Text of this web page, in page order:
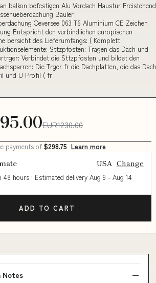
balkon befestigen Alu Vordach Haustür Freistehend
Bauler
Oeversee 063 T6 Aluminium CE Zeichen
Entspricht den verbindlichen europischen
bersicht des Lieferumfangs: ( Komplett
Sttzpfosten: Tragen das Dach und
Verbindet die Sttzpfosten und bildet den
Die Trger fr die Dachplatten, die das Dach
und U Profil ( fr
EUR1230.00
payments of $298.75 Learn more
USA Change
48 hours · Estimated delivery Aug 9 - Aug 14
ADD TO CART
Notes